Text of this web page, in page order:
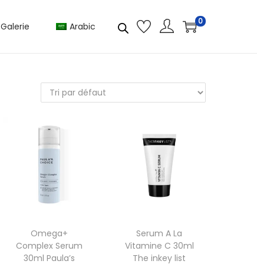
Galerie Arabic 0
Omega+
Complex Serum
30ml Paula’s
Serum A La
Vitamine C 30ml
The inkey list